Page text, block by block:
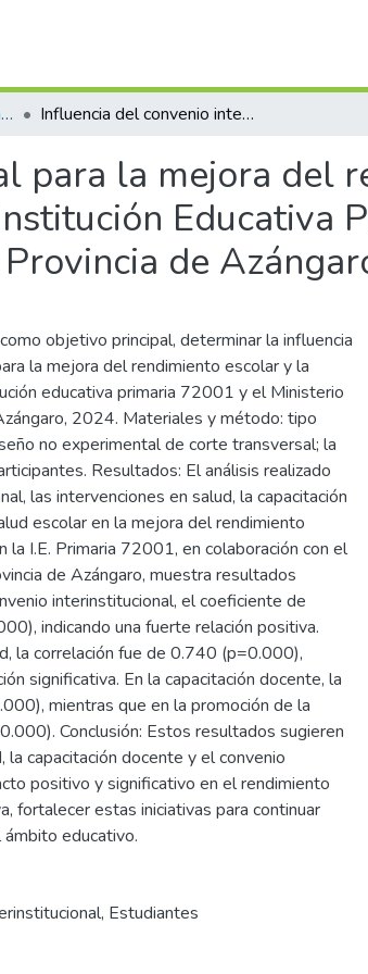
Mención en: Administración y Gerencia Educativa Influencia del convenio interinstitucional para la mejora del rendimiento escolar y la calidad educativa entre la Institución Educativa Primaria 72001 y el Ministerio de la Salud de la Provincia de Azángaro, 2024
para la mejora del
Educativa
de
objetivo principal, determinar la influencia
la mejora del rendimiento escolar y la
educativa primaria 72001 y el Ministerio
2024. Materiales y método: tipo
no experimental de corte transversal; la
Resultados: El análisis realizado
las intervenciones en salud, la capacitación
escolar en la mejora del rendimiento
la I.E. Primaria 72001, en colaboración con el
de Azángaro, muestra resultados
interinstitucional, el coeficiente de
indicando una fuerte relación positiva.
la correlación fue de 0.740 (p=0.000),
significativa. En la capacitación docente, la
mientras que en la promoción de la
Conclusión: Estos resultados sugieren
capacitación docente y el convenio
positivo y significativo en el rendimiento
fortalecer estas iniciativas para continuar
educativo.
, Estudiantes